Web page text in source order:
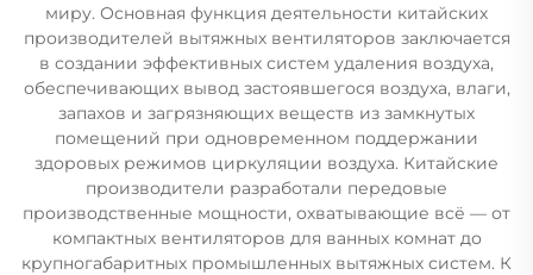
миру. Основная функция деятельности китайских
производителей вытяжных вентиляторов заключается
в создании эффективных систем удаления воздуха,
обеспечивающих вывод застоявшегося воздуха, влаги,
запахов и загрязняющих веществ из замкнутых
помещений при одновременном поддержании
здоровых режимов циркуляции воздуха. Китайские
производители разработали передовые
производственные мощности, охватывающие всё — от
компактных вентиляторов для ванных комнат до
крупногабаритных промышленных вытяжных систем. К